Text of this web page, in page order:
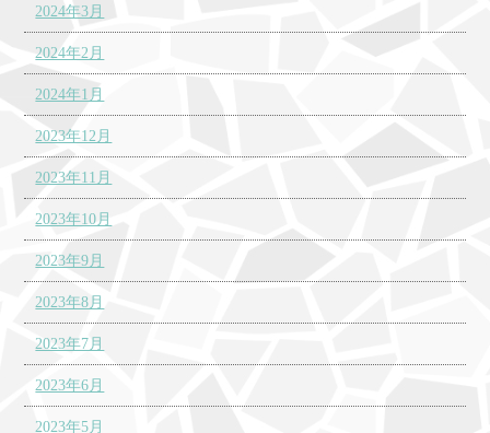
2024年3月
2024年2月
2024年1月
2023年12月
2023年11月
2023年10月
2023年9月
2023年8月
2023年7月
2023年6月
2023年5月